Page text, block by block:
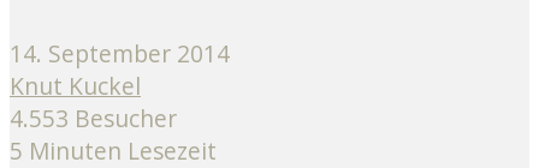
14. September 2014
Knut Kuckel
4.553 Besucher
5 Minuten Lesezeit